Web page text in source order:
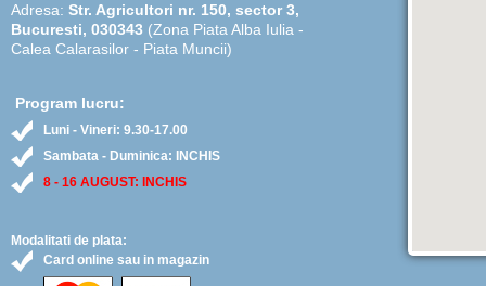
Adresa: Str. Agricultori nr. 150, sector 3,
Bucuresti, 030343 (Zona Piata Alba Iulia -
Calea Calarasilor - Piata Muncii)
Program lucru:
Luni - Vineri: 9.30-17.00
Sambata - Duminica: INCHIS
8 - 16 AUGUST: INCHIS
Modalitati de plata:
Card online sau in magazin